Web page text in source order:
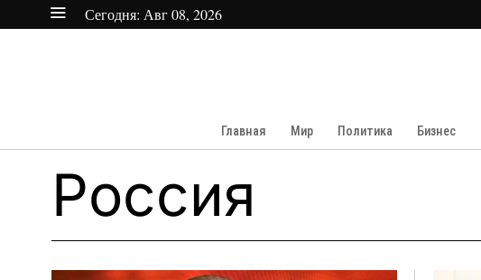
Сегодня: Авг 08, 2026
Главная
Мир Политика Бизнес
Россия